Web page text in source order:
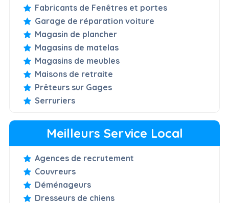
Fabricants de Fenêtres et portes
Garage de réparation voiture
Magasin de plancher
Magasins de matelas
Magasins de meubles
Maisons de retraite
Prêteurs sur Gages
Serruriers
Meilleurs Service Local
Agences de recrutement
Couvreurs
Déménageurs
Dresseurs de chiens